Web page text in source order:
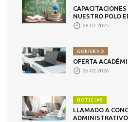
CAPACITACIONES
NUESTRO POLO
28-07-2025
GOBIERNO
OFERTA
26-02-2026
NOTICIAS
LLAMADO A
ADMINISTRATIVO